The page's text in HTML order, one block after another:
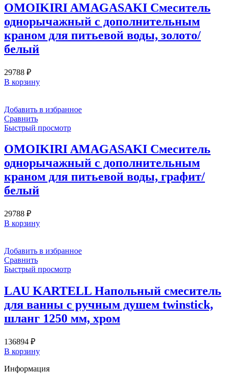
OMOIKIRI AMAGASAKI Смеситель
однорычажный с дополнительным
краном для питьевой воды, золото/
белый
29788 ₽
В корзину
Добавить в избранное
Сравнить
Быстрый просмотр
OMOIKIRI AMAGASAKI Смеситель
однорычажный с дополнительным
краном для питьевой воды, графит/
белый
29788 ₽
В корзину
Добавить в избранное
Сравнить
Быстрый просмотр
LAU KARTELL Напольный смеситель
для ванны с ручным душем twinstick,
шланг 1250 мм, хром
136894 ₽
В корзину
Информация